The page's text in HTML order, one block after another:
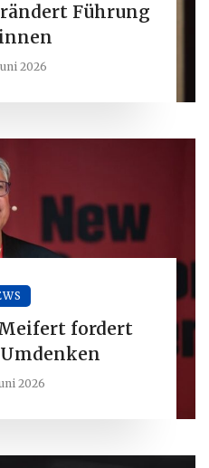
Führung
2026
fordert
2026